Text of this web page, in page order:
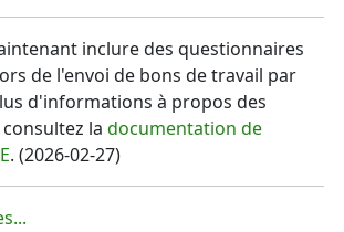
inclure des questionnaires
de l'envoi de bons de travail par
d'informations à propos des
la documentation de
. (2026-02-27)